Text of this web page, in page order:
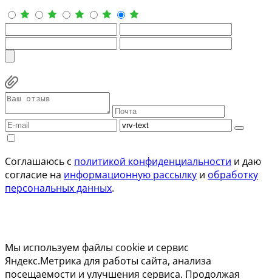
Соглашаюсь с политикой конфиденциальности и даю
согласие на информационную рассылку и обработку
персональных данных.
Мы используем файлы cookie и сервис
Яндекс.Метрика для работы сайта, анализа
посещаемости и улучшения сервиса. Продолжая